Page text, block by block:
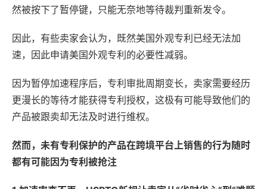
然被按下了暂停键，只能无奈地等待裁判重新发令。
因此，有些卖家会认为，既然美国外观专利已经无法加
速，因此申请美国外观专利的必要性减弱。
因为暂停加速程序后，专利审批周期变长，卖家需要经历
更漫长的等待才能获得专利授权，这极有可能导致他们的
产品被跟卖却无法及时进行维权。
然而，未有专利保护的产品在跨境平台上销售的行为随时
都有可能因为专利被抢注